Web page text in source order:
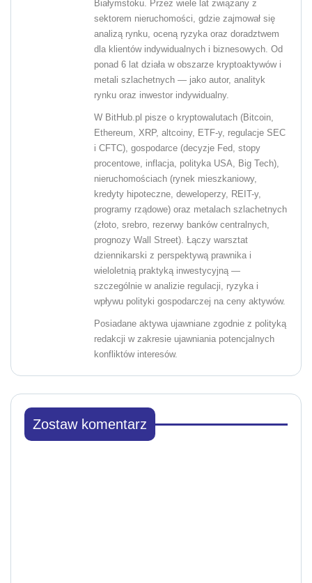
Białymstoku. Przez wiele lat związany z
sektorem nieruchomości, gdzie zajmował się
analizą rynku, oceną ryzyka oraz doradztwem
dla klientów indywidualnych i biznesowych. Od
ponad 6 lat działa w obszarze kryptoaktywów i
metali szlachetnych — jako autor, analityk
rynku oraz inwestor indywidualny.
W BitHub.pl pisze o kryptowalutach (Bitcoin,
Ethereum, XRP, altcoiny, ETF-y, regulacje SEC
i CFTC), gospodarce (decyzje Fed, stopy
procentowe, inflacja, polityka USA, Big Tech),
nieruchomościach (rynek mieszkaniowy,
kredyty hipoteczne, deweloperzy, REIT-y,
programy rządowe) oraz metalach szlachetnych
(złoto, srebro, rezerwy banków centralnych,
prognozy Wall Street). Łączy warsztat
dziennikarski z perspektywą prawnika i
wieloletnią praktyką inwestycyjną —
szczególnie w analizie regulacji, ryzyka i
wpływu polityki gospodarczej na ceny aktywów.
Posiadane aktywa ujawniane zgodnie z polityką
redakcji w zakresie ujawniania potencjalnych
konfliktów interesów.
Zostaw komentarz